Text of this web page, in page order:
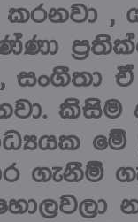
,
සංගීතා
කිසිම
මේ
ගැනීම්